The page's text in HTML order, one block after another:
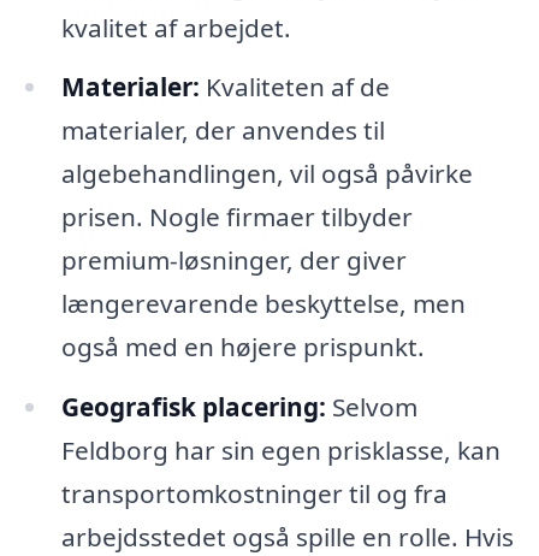
kvalitet af arbejdet.
Materialer: Kvaliteten af de
materialer, der anvendes til
algebehandlingen, vil også påvirke
prisen. Nogle firmaer tilbyder
premium-løsninger, der giver
længerevarende beskyttelse, men
også med en højere prispunkt.
Geografisk placering: Selvom
Feldborg har sin egen prisklasse, kan
transportomkostninger til og fra
arbejdsstedet også spille en rolle. Hvis